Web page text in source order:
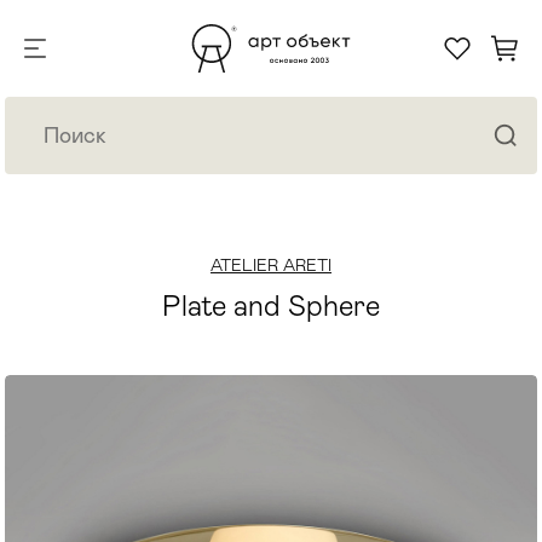
ATELIER ARETI
Plate and Sphere